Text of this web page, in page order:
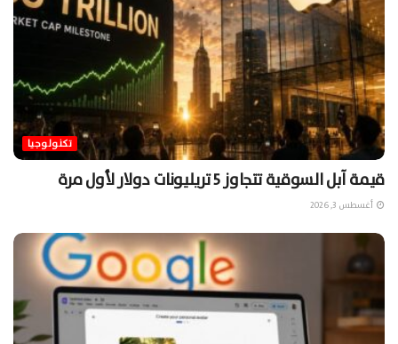
تكنولوجيا
قيمة آبل السوقية تتجاوز 5 تريليونات دولار لأول مرة
أغسطس 3, 2026